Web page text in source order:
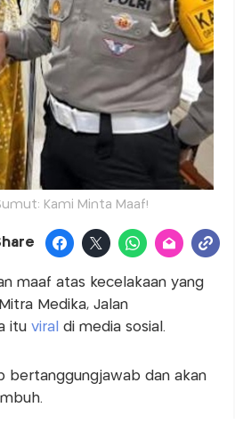
Kami Minta Maaf!
maaf atas kecelakaan yang
Medika, Jalan
itu viral di media sosial.
bertanggungjawab dan akan